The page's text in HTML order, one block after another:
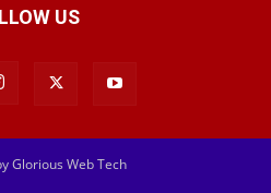
US
Glorious Web Tech